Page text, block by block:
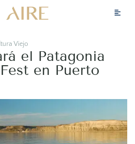
Viejo
el Patagonia
en Puerto